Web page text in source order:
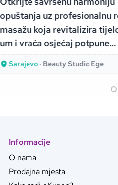
opuštanja uz profesionalnu
masažu koja revitalizira
um i vraća osjećaj potpune
ravnoteže u Beauty Studiju
Sarajevo· Beauty Studio Ege
Informacije
O nama
Prodajna mjesta